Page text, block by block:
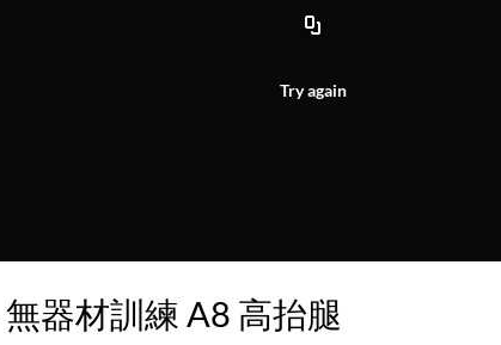
Try again
器材訓練 A8 高抬腿